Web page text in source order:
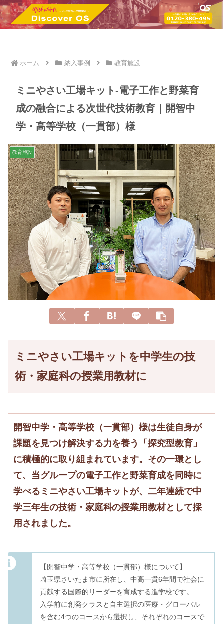
ホーム 納入事例 教育施設
ミニやさい工場キット-電子工作と野菜育
成の融合による次世代技術教育｜開智中
学・高等学校（一貫部）様
教育施設
ミニやさい工場キットを中学生の技
術・家庭科の授業用教材に
開智中学・高等学校（一貫部）様は生徒自身が
課題を見つけ解決する力を養う「探究型教育」
に積極的に取り組まれています。その一環とし
て、当グループの電子工作と野菜育成を同時に
学べるミニやさい工場キットが、二年連続で中
学三年生の技術・家庭科の授業用教材として採
用されました。
【開智中学・高等学校（一貫部）様について】
埼玉県さいたま市に所在し、中高一貫6年間で社会に
貢献する国際的リーダーを育成する進学校です。
入学前に創発クラスと自主選択の医療・グローバル
を含む4つのコースから選択し、それぞれのコースで